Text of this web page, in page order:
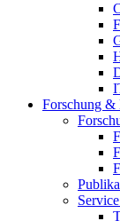
Forschung &